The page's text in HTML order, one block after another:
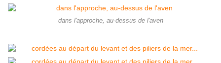
dans l'approche, au-dessus de l'aven